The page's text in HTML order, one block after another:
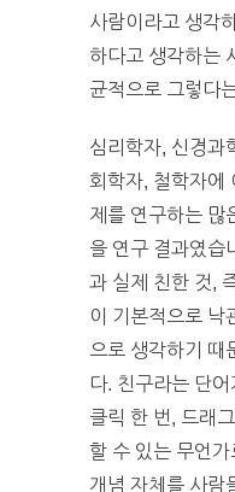
사람이라고 생각
하다고 생각하는
균적으로 그렇다
심리학자, 신경과
회학자, 철학자에
제를 연구하는 많
을 연구 결과였습
과 실제 친한 것,
이 기본적으로 낙
으로 생각하기 때
다. 친구라는 단
클릭 한 번, 드래
할 수 있는 무언
개념 자체를 사람